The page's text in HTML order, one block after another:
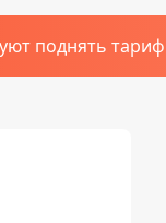
поднять тариф